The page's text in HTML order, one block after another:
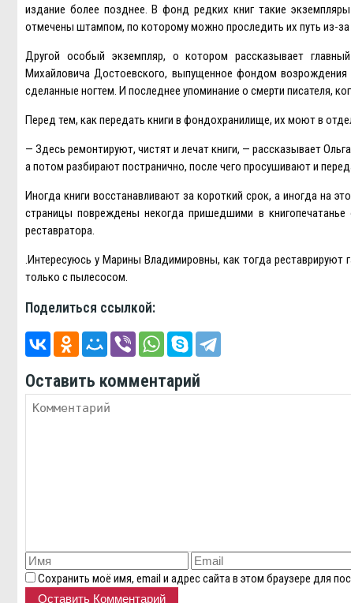
издание более позднее. В фонд редких книг такие
отмечены штампом, по которому можно проследить их путь из-
Другой особый экземпляр, о котором рассказывает
Михайловича Достоевского, выпущенное фондом возрождения
сделанные ногтем. И последнее упоминание о смерти писателя,
Перед тем, как передать книги в фондохранилище, их моют в
— Здесь ремонтируют, чистят и лечат книги, — рассказывает
а потом разбирают постранично, после чего просушивают и
Иногда книги восстанавливают за короткий срок, а иногда на
страницы повреждены некогда пришедшими в книгопечатанье
реставратора.
.Интересуюсь у Марины Владимировны, как тогда реставрируют
только с пылесосом.
Поделиться ссылкой:
Оставить комментарий
Сохранить моё имя, email и адрес сайта в этом браузере для